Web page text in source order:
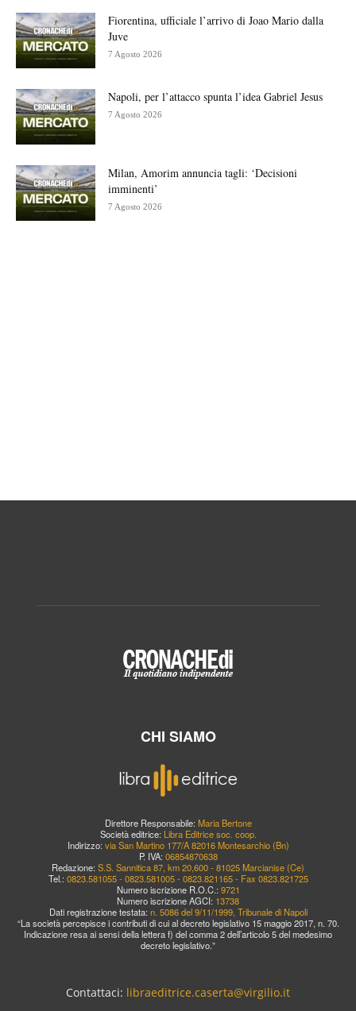
Fiorentina, ufficiale l’arrivo di Joao Mario dalla
Juve
7 Agosto 2026
Napoli, per l’attacco spunta l’idea Gabriel Jesus
7 Agosto 2026
Milan, Amorim annuncia tagli: ‘Decisioni
imminenti’
7 Agosto 2026
CHI SIAMO
Direttore Responsabile: Maria Bertone
Società editrice: Libra Editrice soc. coop.
Indirizzo: via San Martino 177/A 82016 Montesarchio (Bn)
P. IVA: 06854870638
Redazione: S.S. Sannitica 87, km 20,600 - 81025 Marcianise (Ce)
Tel.: 0823.581055 - 0823.581005 - 0823.821165 - Fax 0823.821725
Numero iscrizione R.O.C.: 9721
Numero iscrizione AGCI: 13738
Dati registrazione testata: n. 5086 del 9/11/1999, Tribunale di Napoli
“La società percepisce i contributi di cui al decreto legislativo 15 maggio 2017, n. 70.
Indicazione resa ai sensi della lettera f) del comma 2 dell’articolo 5 del medesimo
decreto legislativo.”
Contattaci: libraeditrice.caserta@virgilio.it